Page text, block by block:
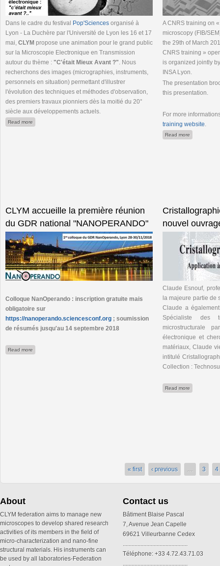
Dans le cadre du festival Pop'Sciences organisé à
Lyon - La Duchère par l'Université de Lyon les 16 et 17
mai, CLYM propose une animation pour le grand public
sur la Microscopie Electronique en Transmission
autour du thème : "C'était Mieux Avant ?". Nous
recherchons des images (micrographies, instruments,
personnels en situation) permettant d'illustrer
l'évolution des techniques et méthodes d'observation,
des premiers travaux pionniers dès la moitié du 20°
siècle aux développements actuels.
Read more
A CNRS training on
microscopy (FIB/
the 29th of March
CNRS training »
is organized jointly
INSA Lyon.
The presentation
this presentation.
For more
training website.
Read more
CLYM accueille la première réunion
du GDR national "NANOPERANDO"
Colloque NanOperando : inscription gratuite mais
obligatoire sur
https://nanoperando.sciencesconf.org ; soumission
de résumés jusqu'au 14 septembre 2018
Read more about CLYM accueille la première réunion du GDR national "NANOPERANDO"
nouvel
Claude Esnouf,
la majeure partie de
Claude a
Spécialiste des
microstructurale
électronique et
matériaux, Claude
intitulé
Collection :
Read more
« first ‹ previous … 3 4
About
CLYM federation aims to manage new
microscopes to develop shared research
activities of its members in the field of
micro-characterization and nano-fine
structural materials. His instruments can
be used by all laboratories-Federation
Contact us
Bâtiment Blaise Pascal
7, Avenue Jean Capelle
69621 Villeurbanne Cedex
............................................
Téléphone: +33 4.72.43.71.03
............................................